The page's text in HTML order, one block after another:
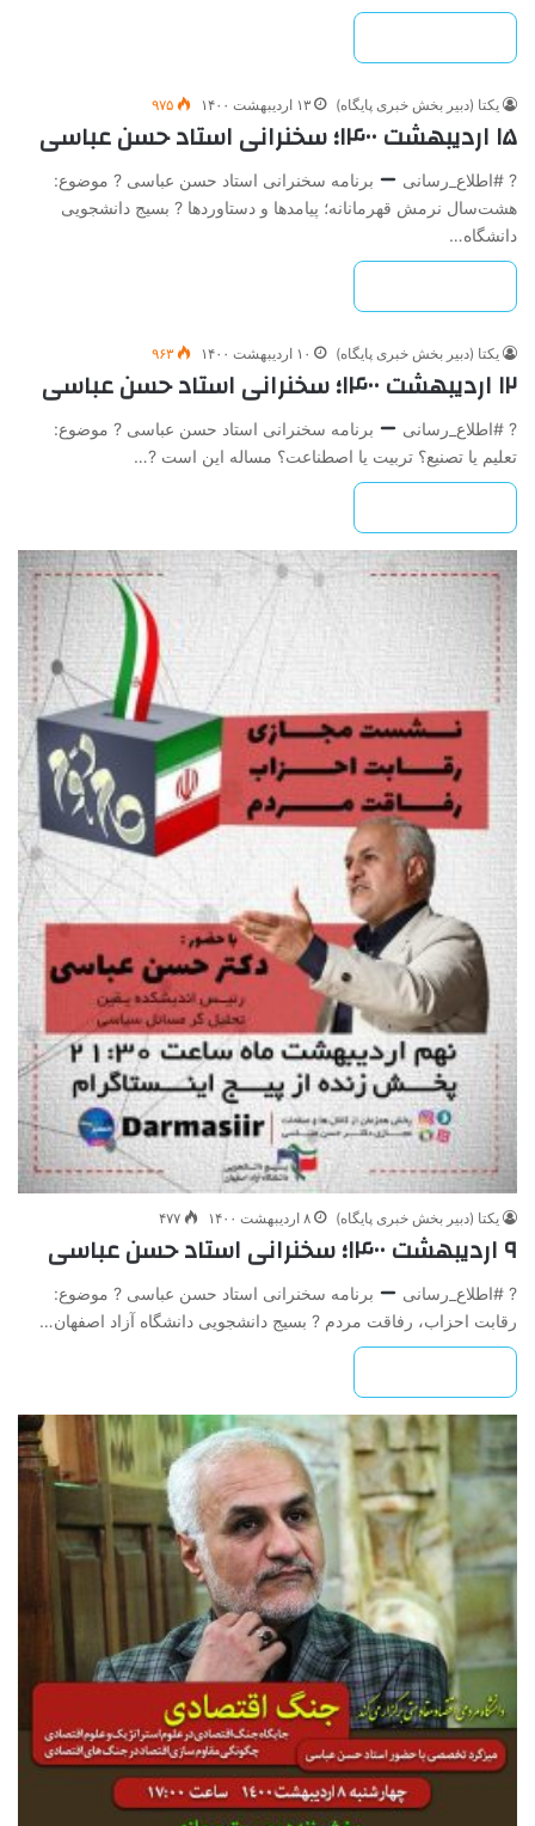
یکتا (دبیر بخش خبری پایگاه) ۱۳ اردیبهشت ۱۴۰۰ ۹۷۵
۱۵ اردیبهشت ۱۴۰۰؛ سخنرانی استاد حسن عباسی
? #اطلاع_رسانی
برنامه سخنرانی استاد حسن عباسی ? موضوع:
هشت‌سال نرمش قهرمانانه؛ پیامدها و دستاوردها ? بسیج دانشجویی
دانشگاه…
یکتا (دبیر بخش خبری پایگاه) ۱۰ اردیبهشت ۱۴۰۰ ۹۶۳
۱۲ اردیبهشت ۱۴۰۰؛ سخنرانی استاد حسن عباسی
? #اطلاع_رسانی
برنامه سخنرانی استاد حسن عباسی ? موضوع:
تعلیم یا تصنیع؟ تربیت یا اصطناعت؟ مساله این است ?…
یکتا (دبیر بخش خبری پایگاه) ۸ اردیبهشت ۱۴۰۰ ۴۷۷
۹ اردیبهشت ۱۴۰۰؛ سخنرانی استاد حسن عباسی
? #اطلاع_رسانی
برنامه سخنرانی استاد حسن عباسی ? موضوع:
رقابت احزاب، رفاقت مردم ? بسیج دانشجویی دانشگاه آزاد اصفهان…